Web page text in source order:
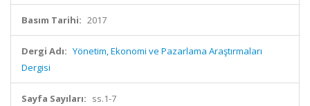
Basım Tarihi: 2017
Dergi Adı: Yönetim, Ekonomi ve Pazarlama Araştırmaları
Dergisi
Sayfa Sayıları: ss.1-7